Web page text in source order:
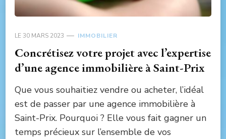
LE 30 MARS 2023 IMMOBILIER
Concrétisez votre projet avec l’expertise
d’une agence immobilière à Saint-Prix
Que vous souhaitiez vendre ou acheter, l’idéal
est de passer par une agence immobilière à
Saint-Prix. Pourquoi ? Elle vous fait gagner un
temps précieux sur l’ensemble de vos